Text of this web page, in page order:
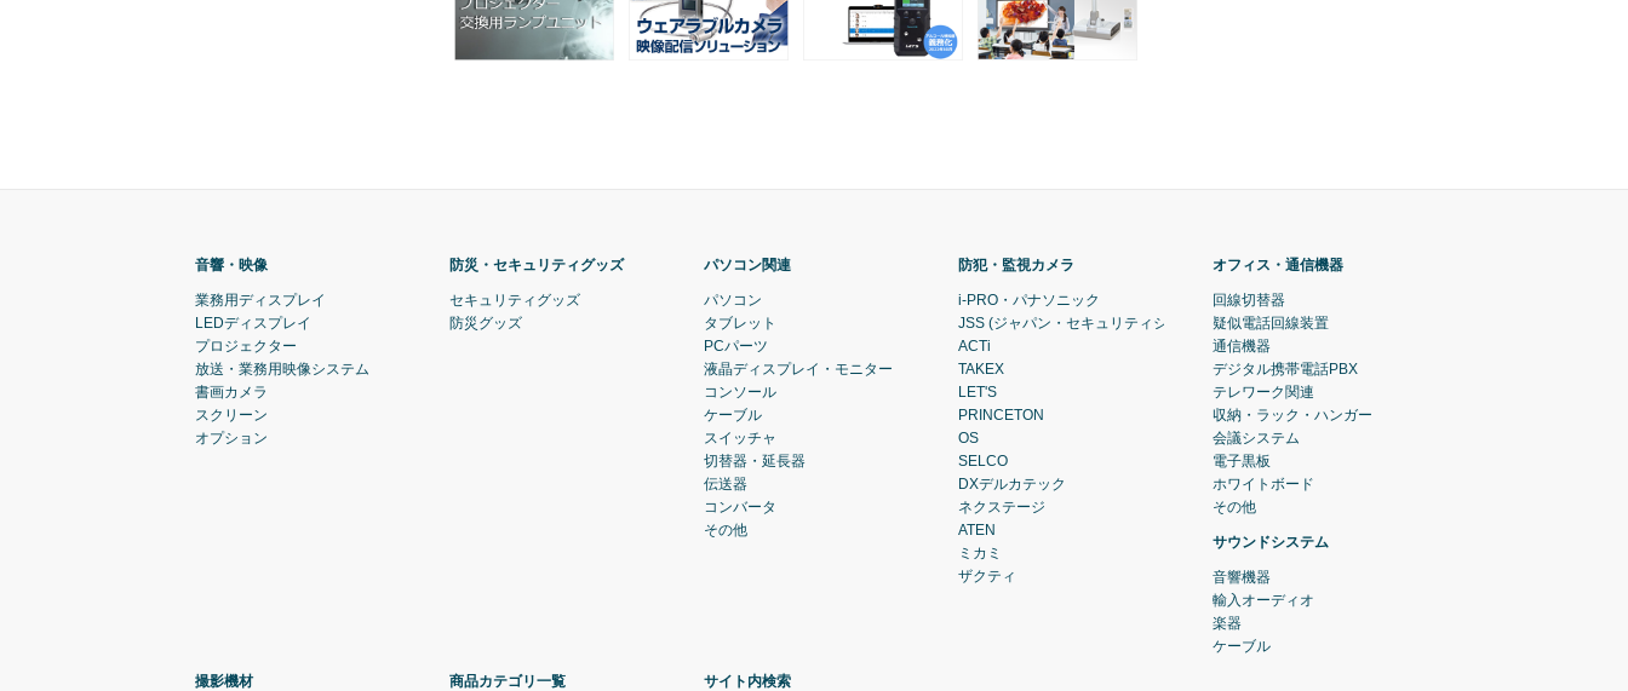
音響・映像
業務用ディスプレイ
LEDディスプレイ
プロジェクター
放送・業務用映像システム
書画カメラ
スクリーン
オプション
防災・セキュリティグッズ
セキュリティグッズ
防災グッズ
パソコン関連
パソコン
タブレット
PCパーツ
液晶ディスプレイ・モニター
コンソール
ケーブル
スイッチャ
切替器・延長器
伝送器
コンバータ
その他
防犯・監視カメラ
i-PRO・パナソニック
JSS (ジャパン・セキュリティシステム)
ACTi
TAKEX
LET'S
PRINCETON
OS
SELCO
DXデルカテック
ネクステージ
ATEN
ミカミ
ザクティ
オフィス・通信機器
回線切替器
疑似電話回線装置
通信機器
デジタル携帯電話PBX
テレワーク関連
収納・ラック・ハンガー
会議システム
電子黒板
ホワイトボード
その他
サウンドシステム
音響機器
輸入オーディオ
楽器
ケーブル
撮影機材 商品カテゴリ一覧 サイト内検索